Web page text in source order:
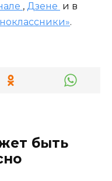
, Дзене и в
.
быть